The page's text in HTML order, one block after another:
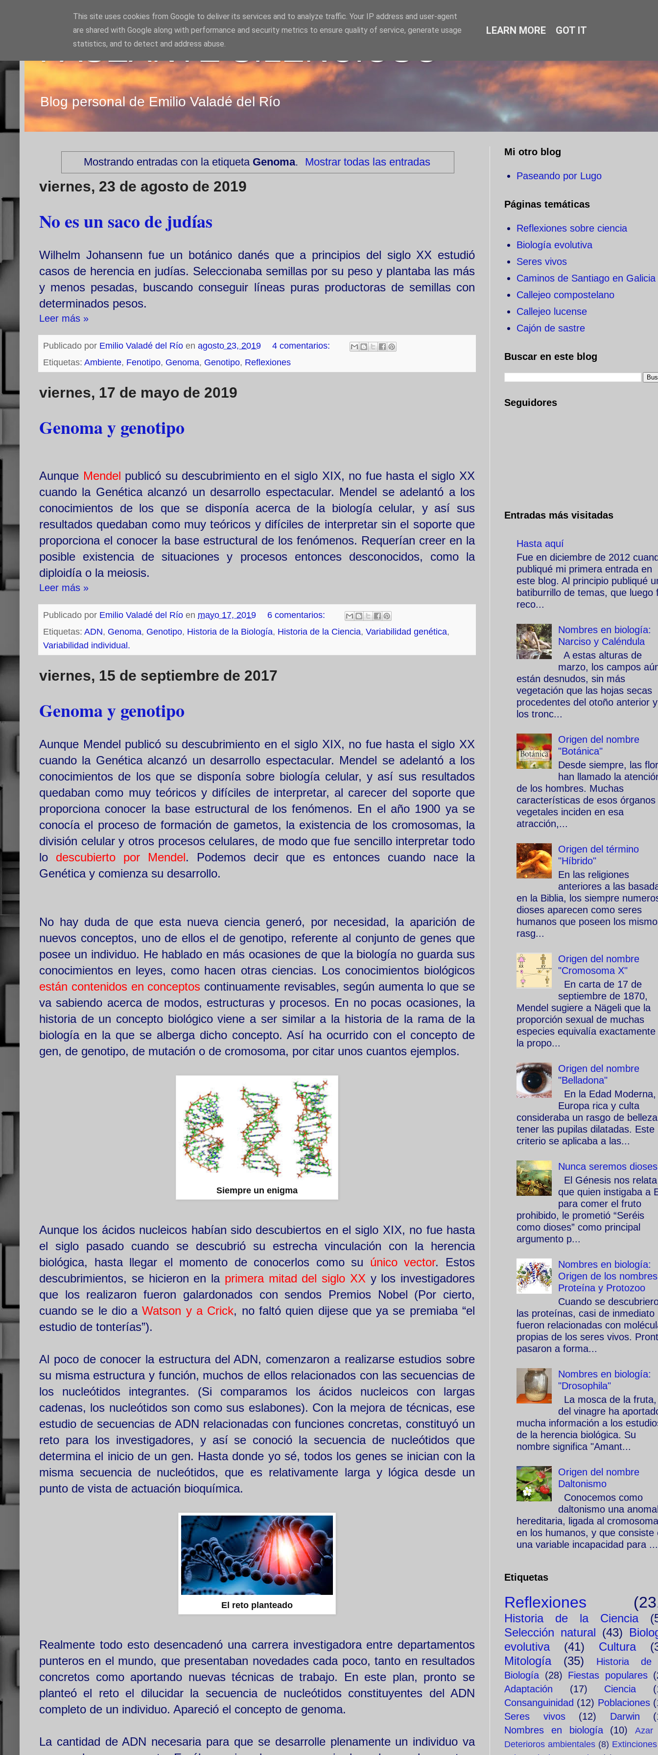
PASEANTE SILENCIOSO
Blog personal de Emilio Valadé del Río
Mostrando entradas con la etiqueta Genoma. Mostrar todas las entradas
viernes, 23 de agosto de 2019
No es un saco de judías
Wilhelm Johansenn fue un botánico danés que a principios del siglo XX estudió
casos de herencia en judías. Seleccionaba semillas por su peso y plantaba las más
y menos pesadas, buscando conseguir líneas puras productoras de semillas con
determinados pesos.
Leer más »
Publicado por Emilio Valadé del Río en agosto 23, 2019
4 comentarios:
Etiquetas: Ambiente, Fenotipo, Genoma, Genotipo, Reflexiones
viernes, 17 de mayo de 2019
Genoma y genotipo
Aunque Mendel publicó su descubrimiento en el siglo XIX, no fue hasta el siglo XX
cuando la Genética alcanzó un desarrollo espectacular. Mendel se adelantó a los
conocimientos de los que se disponía acerca de la biología celular, y así sus
resultados quedaban como muy teóricos y difíciles de interpretar sin el soporte que
proporciona el conocer la base estructural de los fenómenos. Requerían creer en la
posible existencia de situaciones y procesos entonces desconocidos, como la
diploidía o la meiosis.
Leer más »
Publicado por Emilio Valadé del Río en mayo 17, 2019
6 comentarios:
Etiquetas: ADN, Genoma, Genotipo, Historia de la Biología, Historia de la Ciencia, Variabilidad genética,
Variabilidad individual.
viernes, 15 de septiembre de 2017
Genoma y genotipo
Aunque Mendel publicó su descubrimiento en el siglo XIX, no fue hasta el siglo XX
cuando la Genética alcanzó un desarrollo espectacular. Mendel se adelantó a los
conocimientos de los que se disponía sobre biología celular, y así sus resultados
quedaban como muy teóricos y difíciles de interpretar, al carecer del soporte que
proporciona conocer la base estructural de los fenómenos. En el año 1900 ya se
conocía el proceso de formación de gametos, la existencia de los cromosomas, la
división celular y otros procesos celulares, de modo que fue sencillo interpretar todo
lo descubierto por Mendel. Podemos decir que es entonces cuando nace la
Genética y comienza su desarrollo.
No hay duda de que esta nueva ciencia generó, por necesidad, la aparición de
nuevos conceptos, uno de ellos el de genotipo, referente al conjunto de genes que
posee un individuo. He hablado en más ocasiones de que la biología no guarda sus
conocimientos en leyes, como hacen otras ciencias. Los conocimientos biológicos
están contenidos en conceptos continuamente revisables, según aumenta lo que se
va sabiendo acerca de modos, estructuras y procesos. En no pocas ocasiones, la
historia de un concepto biológico viene a ser similar a la historia de la rama de la
biología en la que se alberga dicho concepto. Así ha ocurrido con el concepto de
gen, de genotipo, de mutación o de cromosoma, por citar unos cuantos ejemplos.
Siempre un enigma
Aunque los ácidos nucleicos habían sido descubiertos en el siglo XIX, no fue hasta
el siglo pasado cuando se descubrió su estrecha vinculación con la herencia
biológica, hasta llegar el momento de conocerlos como su único vector. Estos
descubrimientos, se hicieron en la primera mitad del siglo XX y los investigadores
que los realizaron fueron galardonados con sendos Premios Nobel (Por cierto,
cuando se le dio aWatson y a Crick, no faltó quien dijese que ya se premiaba “el
estudio de tonterías”).
Al poco de conocer la estructura del ADN, comenzaron a realizarse estudios sobre
su misma estructura y función, muchos de ellos relacionados con las secuencias de
los nucleótidos integrantes. (Si comparamos los ácidos nucleicos con largas
cadenas, los nucleótidos son como sus eslabones). Con la mejora de técnicas, ese
estudio de secuencias de ADN relacionadas con funciones concretas, constituyó un
reto para los investigadores, y así se conoció la secuencia de nucleótidos que
determina el inicio de un gen. Hasta donde yo sé, todos los genes se inician con la
misma secuencia de nucleótidos, que es relativamente larga y lógica desde un
punto de vista de actuación bioquímica.
El reto planteado
Realmente todo esto desencadenó una carrera investigadora entre departamentos
punteros en el mundo, que presentaban novedades cada poco, tanto en resultados
concretos como aportando nuevas técnicas de trabajo. En este plan, pronto se
planteó el reto el dilucidar la secuencia de nucleótidos constituyentes del ADN
completo de un individuo. Apareció el concepto de genoma.
La cantidad de ADN necesaria para que se desarrolle plenamente un individuo va
Mi otro blog
Paseando por Lugo
Páginas temáticas
Reflexiones sobre ciencia
Biología evolutiva
Seres vivos
Caminos de Santiago en Galicia
Callejeo compostelano
Callejeo lucense
Cajón de sastre
Buscar en este blog
Seguidores
Entradas más visitadas
Hasta aquí
Fue en diciembre de 2012
publiqué mi primera entrada en
este blog. Al principio publiqué
batiburrillo de temas, que luego
reco...
Nombres en biología:
Narciso y Caléndula
A estas alturas de
marzo, los campos
están desnudos, sin más
vegetación que las hojas secas
procedentes del otoño anterior y
los tronc...
Origen del nombre
"Botánica"
Desde siempre, las
han llamado la
de los hombres. Muchas
características de esos órganos
vegetales inciden en esa
atracción,...
Origen del término
"Híbrido"
En las religiones
anteriores a las
en la Biblia, los siempre
dioses aparecen como seres
humanos que poseen los
rasg...
Origen del nombre
"Cromosoma X"
En carta de 17 de
septiembre de 1870,
Mendel sugiere a Nägeli que la
proporción sexual de muchas
especies equivalía exactamente
la propo...
Origen del nombre
"Belladona"
En la Edad Moderna,
Europa rica y culta
consideraba un rasgo de
tener las pupilas dilatadas. Este
criterio se aplicaba a las...
Nunca seremos dioses
El Génesis nos relata
que quien instigaba a
para comer el fruto
prohibido, le prometió “Seréis
como dioses” como principal
argumento p...
Nombres en biología:
Origen de los nombres
Proteína y Protozoo
Cuando se
las proteínas, casi de inmediato
fueron relacionadas con
propias de los seres vivos.
pasaron a forma...
Nombres en biología:
"Drosophila"
La mosca de la
del vinagre ha
mucha información a los
de la herencia biológica. Su
nombre significa "Amant...
Origen del nombre
Daltonismo
Conocemos como
daltonismo una
hereditaria, ligada al
en los humanos, y que consiste
una variable incapacidad para ...
Etiquetas
Reflexiones
Historia de la Ciencia
Selección natural (43)
evolutiva
(41) Cultura
Mitología
(35)
Historia
Biología (28) Fiestas populares
Adaptación
(17) Ciencia
Consanguinidad (12) Poblaciones
Seres vivos
(12) Darwin
Nombres en biología
(10)
Azar
Deterioros ambientales (8) Extinciones
This site uses cookies from Google to deliver its services and to analyze traffic. Your IP address and user-agent
are shared with Google along with performance and security metrics to ensure quality of service, generate usage
statistics, and to detect and address abuse.
LEARN MORE GOT IT